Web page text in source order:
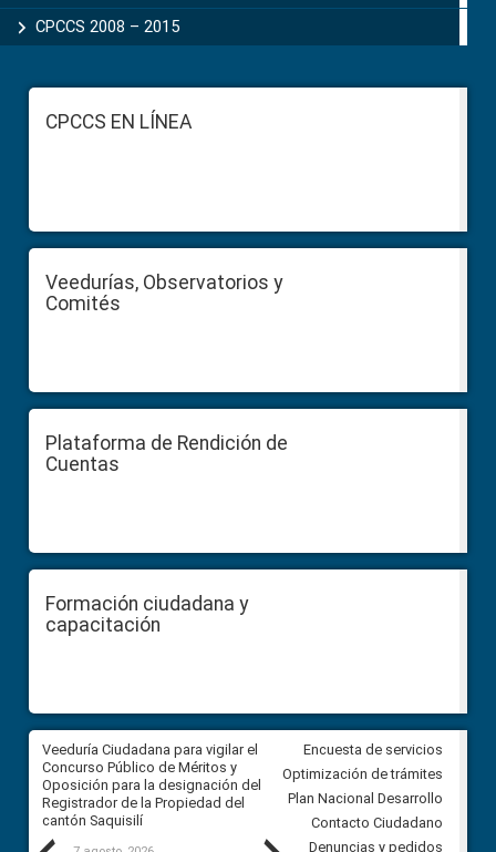
CPCCS 2008 – 2015
FooterCPCCS EN LÍNEA
Veedurías, Observatorios y
Comités
Plataforma de Rendición de
Cuentas
Formación ciudadana y
capacitación
Veeduría Ciudadana para vigilar el
Concurso Público de Méritos y
Oposición para la designación del
Registrador de la Propiedad del
cantón Saquisilí
Veeduría Ciudadana para
construcción del asfaltado de
Ballenita del cantón Santa
Encuesta de servicios
Optimización de trámites
Plan Nacional Desarrollo
Contacto Ciudadano
Denuncias y pedidos